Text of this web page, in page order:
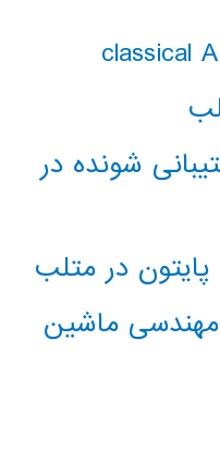
شونده در
پایتون در متلب
ماشین